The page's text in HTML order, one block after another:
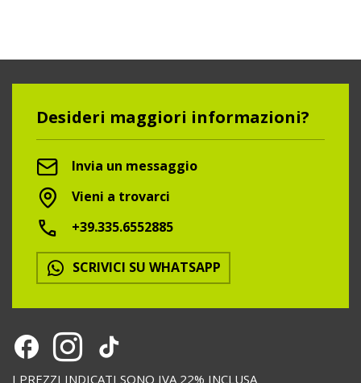
Desideri maggiori informazioni?
Invia un messaggio
Vieni a trovarci
+39.335.6552885
SCRIVICI SU WHATSAPP
I PREZZI INDICATI SONO IVA 22% INCLUSA